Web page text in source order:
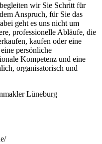
wir Sie Schritt für
Anspruch, für Sie das
geht es uns nicht um
professionelle Abläufe, die
kaufen oder eine
persönliche
Kompetenz und eine
organisatorisch und
Lüneburg